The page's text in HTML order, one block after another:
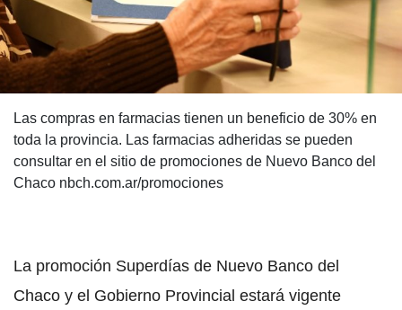
Las compras en farmacias tienen un beneficio de 30% en
toda la provincia. Las farmacias adheridas se pueden
consultar en el sitio de promociones de Nuevo Banco del
Chaco nbch.com.ar/promociones
La promoción Superdías de Nuevo Banco del
Chaco y el Gobierno Provincial estará vigente